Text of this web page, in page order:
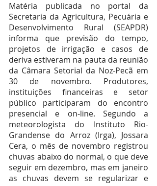
Matéria publicada no portal da
Secretaria da Agricultura, Pecuária e
Desenvolvimento Rural (SEAPDR)
informa que previsão do tempo,
projetos de irrigação e casos de
deriva estiveram na pauta da reunião
da Câmara Setorial da Noz-Pecã em
30 de novembro. Produtores,
instituições financeiras e setor
público participaram do encontro
presencial e on-line. Segundo a
meteorologista do Instituto Rio-
Grandense do Arroz (Irga), Jossara
Cera, o mês de novembro registrou
chuvas abaixo do normal, o que deve
seguir em dezembro, mas em janeiro
as chuvas devem se regularizar e